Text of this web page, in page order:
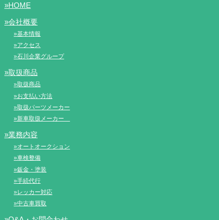
»HOME
»会社概要
»基本情報
»アクセス
»石川企業グループ
»取扱商品
»取扱商品
»お支払い方法
»取扱パーツメーカー
»新車取扱メーカー
»業務内容
»オートオークション
»車検整備
»鈑金・塗装
»手続代行
»レッカー対応
»中古車買取